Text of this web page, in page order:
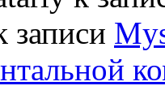
записи